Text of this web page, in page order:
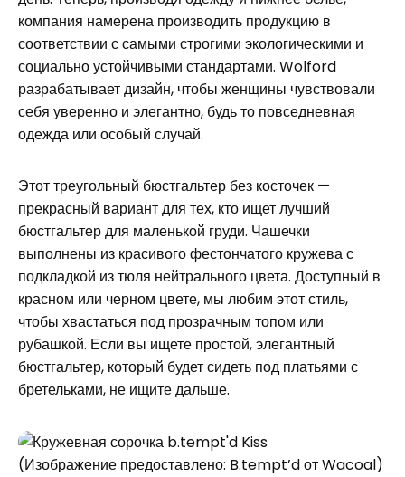
компания намерена производить продукцию в
соответствии с самыми строгими экологическими и
социально устойчивыми стандартами. Wolford
разрабатывает дизайн, чтобы женщины чувствовали
себя уверенно и элегантно, будь то повседневная
одежда или особый случай.
Этот треугольный бюстгальтер без косточек —
прекрасный вариант для тех, кто ищет лучший
бюстгальтер для маленькой груди. Чашечки
выполнены из красивого фестончатого кружева с
подкладкой из тюля нейтрального цвета. Доступный в
красном или черном цвете, мы любим этот стиль,
чтобы хвастаться под прозрачным топом или
рубашкой. Если вы ищете простой, элегантный
бюстгальтер, который будет сидеть под платьями с
бретельками, не ищите дальше.
(Изображение предоставлено: B.tempt’d от Wacoal)